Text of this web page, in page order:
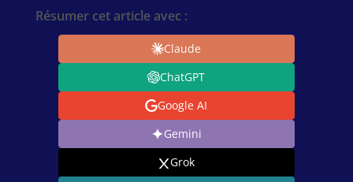
Résumer cet article avec :
Claude
ChatGPT
Google AI
Gemini
Grok